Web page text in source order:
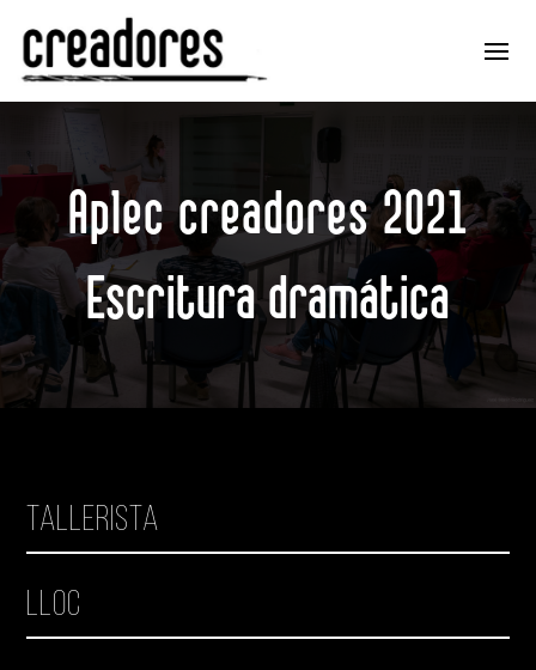
Aplec creadores 2021
Escritura dramática
Tallerista
Lloc